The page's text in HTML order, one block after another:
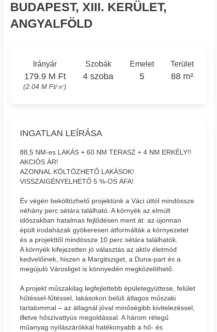
BUDAPEST, XIII. KERÜLET,
ANGYALFÖLD
Irányár
179.9 M Ft
(2.04 M Ft/㎡)
Szobák
4 szoba
Emelet
5
Terület
88 m²
INGATLAN LEÍRÁSA
88,5 NM-es LAKÁS + 60 NM TERASZ + 4 NM ERKÉLY!!
AKCIÓS ÁR!
AZONNAL KÖLTÖZHETŐ LAKÁSOK!
VISSZAIGÉNYELHETŐ 5 %-OS ÁFA!
Év végén beköltözhető projektünk a Váci úttól mindössze
néhány perc sétára található. A környék az elmúlt
időszakban hatalmas fejlődésen ment át: az újonnan
épült irodaházak gyökeresen átformálták a környezetet
és a projekttől mindössze 10 perc sétára találhatók.
A környék kifejezetten jó választás az aktív életmód
kedvelőinek, hiszen a Margitsziget, a Duna-part és a
megújuló Városliget is könnyedén megközelíthető.
A projekt műszakilag legfejlettebb épületegyüttese, felület
hűtéssel-fűtéssel, lakásokon belüli átlagos műszaki
tartalommal – az átlagnál jóval minőségibb kivitelezéssel,
illetve hőszivattyús megoldással. A három rétegű
műanyag nyílászárókkal hatékonyabb a hő- és